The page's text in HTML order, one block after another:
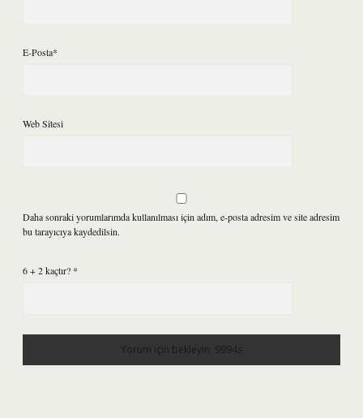
E-Posta*
Web Sitesi
Daha sonraki yorumlarımda kullanılması için adım, e-posta adresim ve site adresim
bu tarayıcıya kaydedilsin.
6 + 2 kaçtır? *